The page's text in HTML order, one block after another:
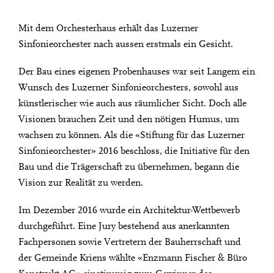
Mit dem Orchesterhaus erhält das Luzerner
Sinfonieorchester nach aussen erstmals ein Gesicht.
Der Bau eines eigenen Probenhauses war seit Langem ein
Wunsch des Luzerner Sinfonieorchesters, sowohl aus
künstlerischer wie auch aus räumlicher Sicht. Doch alle
Visionen brauchen Zeit und den nötigen Humus, um
wachsen zu können. Als die «Stiftung für das Luzerner
Sinfonieorchester» 2016 beschloss, die Initiative für den
Bau und die Trägerschaft zu übernehmen, begann die
Vision zur Realität zu werden.
Im Dezember 2016 wurde ein Architektur-Wettbewerb
durchgeführt. Eine Jury bestehend aus anerkannten
Fachpersonen sowie Vertretern der Bauherrschaft und
der Gemeinde Kriens wählte «Enzmann Fischer & Büro